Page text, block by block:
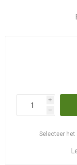
i
h
Selecteer het